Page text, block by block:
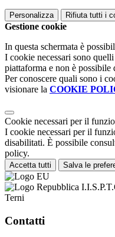
Personalizza Rifiuta tutti i
Gestione cookie
In questa schermata è
I cookie necessari sono
piattaforma e non è possibile
Per conoscere quali sono i
visionare la COOKIE
Cookie necessari per il
I cookie necessari per il
disabilitati. È possibile
policy.
Accetta tutti Salva le
Terni
Contatti